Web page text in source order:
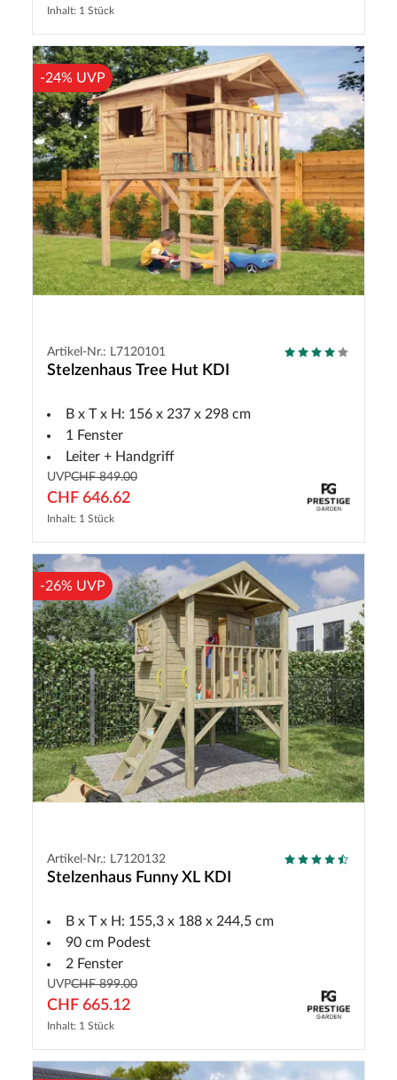
Inhalt: 1 Stück
-24% UVP
Artikel-Nr.: L7120101
Stelzenhaus Tree Hut KDI
B x T x H: 156 x 237 x 298 cm
1 Fenster
Leiter + Handgriff
UVPCHF 849.00
CHF 646.62
Inhalt: 1 Stück
-26% UVP
Artikel-Nr.: L7120132
Stelzenhaus Funny XL KDI
B x T x H: 155,3 x 188 x 244,5 cm
90 cm Podest
2 Fenster
UVPCHF 899.00
CHF 665.12
Inhalt: 1 Stück